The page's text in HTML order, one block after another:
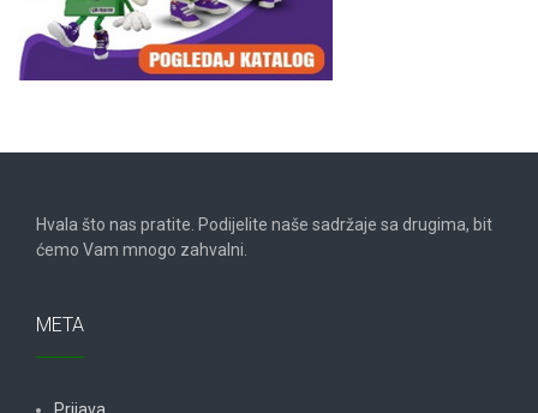
Hvala što nas pratite. Podijelite naše sadržaje sa drugima, bit
ćemo Vam mnogo zahvalni.
META